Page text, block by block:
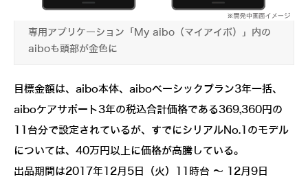
専用アプリケーション「My aibo（マイアイボ）」内の
aiboも頭部が金色に
目標金額は、aibo本体、aiboベーシックプラン3年一括、
aiboケアサポート3年の税込合計価格である369,360円の
11台分で設定されているが、すでにシリアルNo.1のモデル
については、40万円以上に価格が高騰している。
出品期間は2017年12月5日（火）11時台 ～ 12月9日